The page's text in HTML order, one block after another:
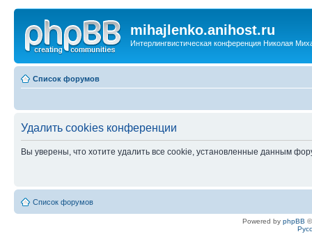
mihajlenko.anihost.ru
Интерлингвистическая конференция Николая
Список форумов
Удалить cookies конференции
Вы уверены, что хотите удалить все cookie, установленные данным
Список форумов
Powered by phpBB